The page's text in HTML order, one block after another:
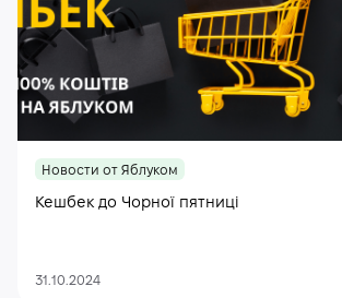
Новости от Яблуком
Кешбек до Чорної пятниці
31.10.2024